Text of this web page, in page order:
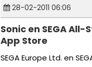
28-02-2011 06:06
Sonic en SEGA
App Store
SEGA Europe Ltd. en